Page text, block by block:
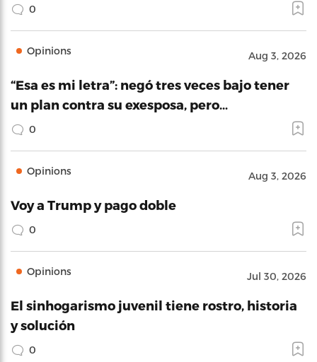
0
Opinions Aug 3, 2026
“Esa es mi letra”: negó tres veces bajo tener
un plan contra su exesposa, pero…
0
Opinions Aug 3, 2026
Voy a Trump y pago doble
0
Opinions Jul 30, 2026
El sinhogarismo juvenil tiene rostro, historia
y solución
0